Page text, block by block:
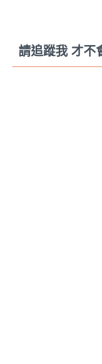
請追蹤我 才不